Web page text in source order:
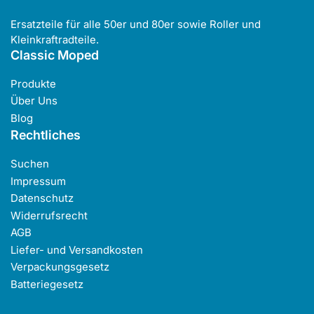
Ersatzteile für alle 50er und 80er sowie Roller und
Kleinkraftradteile.
Classic Moped
Produkte
Über Uns
Blog
Rechtliches
Suchen
Impressum
Datenschutz
Widerrufsrecht
AGB
Liefer- und Versandkosten
Verpackungsgesetz
Batteriegesetz